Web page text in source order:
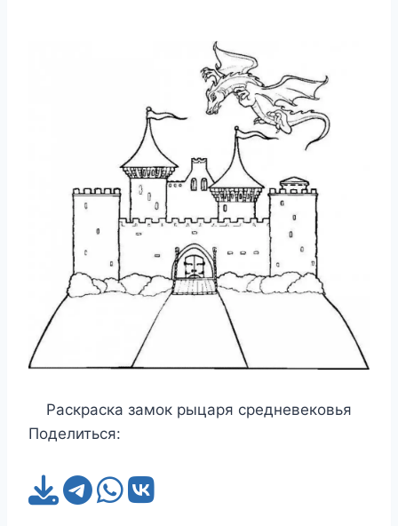
Раскраска замок рыцаря средневековья
Поделиться: